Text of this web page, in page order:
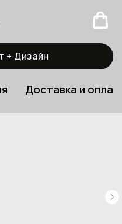
+ Дизайн
Доставка и